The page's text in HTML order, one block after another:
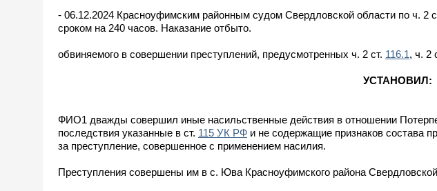
- 06.12.2024 Красноуфимским районным судом Свердловской области по ч. 2
сроком на 240 часов. Наказание отбыто.
обвиняемого в совершении преступлений, предусмотренных ч. 2 ст. 116.1, ч. 2
УСТАНОВИЛ:
ФИО1 дважды совершил иные насильственные действия в отношении
последствия указанные в ст. 115 УК РФ и не содержащие признаков состава
за преступление, совершенное с применением насилия.
Преступления совершены им в с. Юва Красноуфимского района